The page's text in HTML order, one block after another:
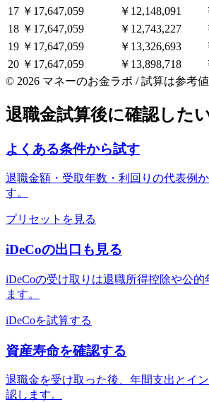
17 ￥17,647,059 ￥12,148,091
18 ￥17,647,059 ￥12,743,227
19 ￥17,647,059 ￥13,326,693
20 ￥17,647,059 ￥13,898,718
© 2026 マネーのお金ラボ / 試算は参考値
退職金試算後に確認した
よくある条件から試す
退職金額・受取年数・利回りの代表例
す。
プリセットを見る
iDeCoの出口も見る
iDeCoの受け取りは退職所得控除や公的
ます。
iDeCoを試算する
資産寿命を確認する
退職金を受け取った後、年間支出とイ
認します。